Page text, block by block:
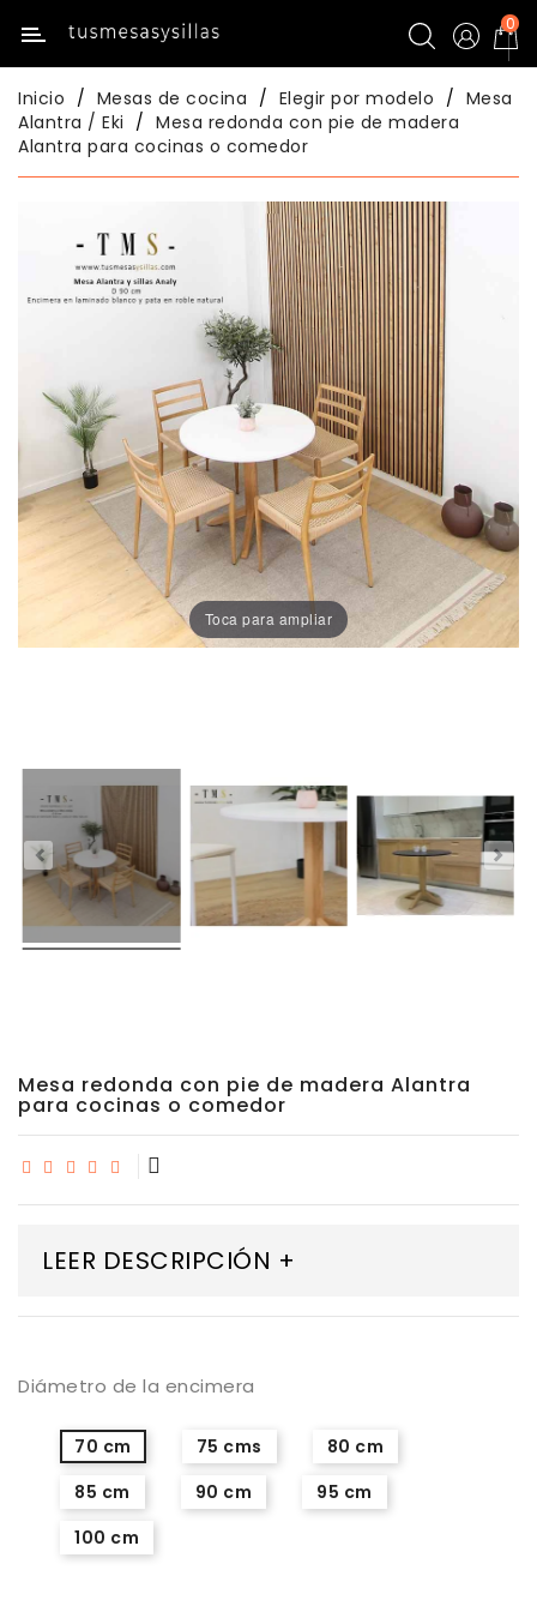
Categoría
Inicio
Mesas
Sillas
De
Mesas
Comedor
Sillas
Comedor
Porcelánico
Dekton
Altos
Exterior/jardín
0
Inicio Mesas de cocina Elegir por modelo
Mesa
Alantra / Eki
Mesa redonda con pie de madera
Alantra para cocinas o comedor
Toca para ampliar
Mesa redonda con pie de madera Alantra
para cocinas o comedor
LEER DESCRIPCIÓN +
Diámetro de la encimera
70 cm 75 cms
80 cm
85 cm
90 cm
95 cm
100 cm